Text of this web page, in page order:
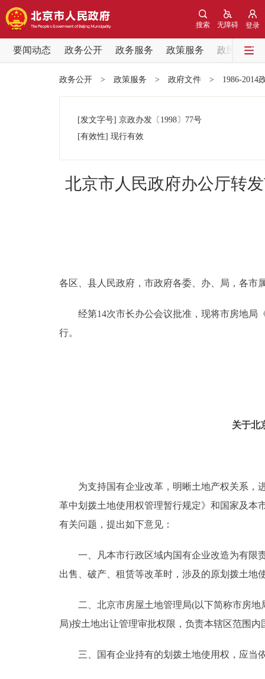
登录
无障碍
搜索
要闻动态 政务公开 政务服务 政策服务
政民互动
党中央精神
政务服务
12345网上接诉即办
参与调查
走进北京
绿色北京
政务公开 > 政策服务 > 政府文件 > 1986-2014
[发文字号] 京政办发 〔1998〕 77号
[有效性] 现行有效
北京市人民政府办公厅转
各区、县人民政府，市政府各委、办、局，各市
经第14次市长办公会议批准，现将市房地局
行。
关于北
为支持国有企业改革，明晰土地产权关系，进
革中划拨土地使用权管理暂行规定》和国家及本
有关问题，提出如下意见：
一、凡本市行政区域内国有企业改造为有限责
出售、破产、租赁等改革时，涉及的原划拨土地
二、北京市房屋土地管理局(以下简称市房地
局)按土地出让管理审批权限，负责本辖区范围
三、国有企业持有的划拨土地使用权，应当